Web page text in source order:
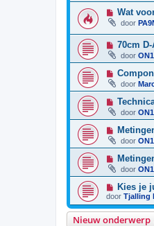
Wat
door
70cm
door
door
door
door
door
Kies je
door Tjalling
Nieuw onderwerp